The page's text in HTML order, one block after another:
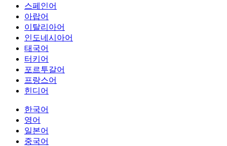
스페인어
아랍어
이탈리아어
인도네시아어
태국어
터키어
포르투갈어
프랑스어
힌디어
한국어
영어
일본어
중국어